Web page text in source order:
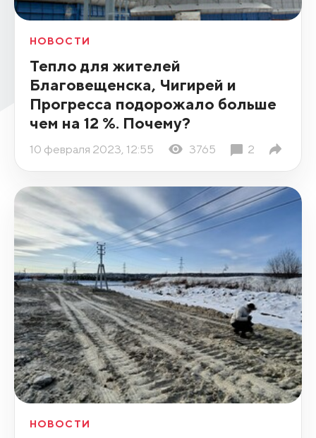
НОВОСТИ
Тепло для жителей
Благовещенска, Чигирей и
Прогресса подорожало больше
чем на 12 %. Почему?
10 февраля 2023, 12:55 3765 2
НОВОСТИ